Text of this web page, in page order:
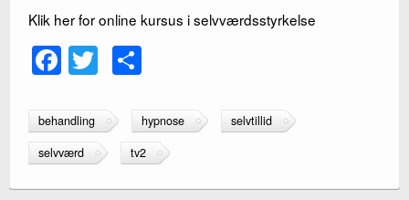
Klik her for online kursus i selvværdsstyrkelse
F
c
e
b
T
tt
er
ar
e
behandling hypnose
selvtillid
selvværd
tv2